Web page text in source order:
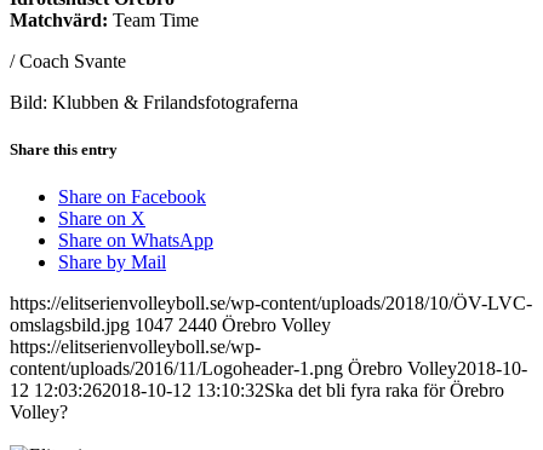
Matchvärd: Team Time
/ Coach Svante
Bild: Klubben & Frilandsfotograferna
Share this entry
Share on Facebook
Share on X
Share on WhatsApp
Share by Mail
https://elitserienvolleyboll.se/wp-content/uploads/2018/10/ÖV-LVC-
omslagsbild.jpg 1047 2440 Örebro Volley
https://elitserienvolleyboll.se/wp-
content/uploads/2016/11/Logoheader-1.png Örebro Volley2018-10-
12 12:03:262018-10-12 13:10:32Ska det bli fyra raka för Örebro
Volley?